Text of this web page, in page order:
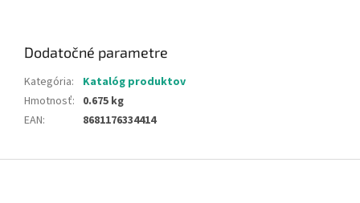
Dodatočné parametre
Kategória:
Katalóg produktov
Hmotnosť: 0.675 kg
EAN: 8681176334414